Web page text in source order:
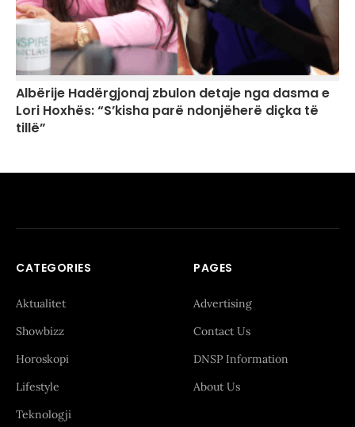
Albërije Hadërgjonaj zbulon detaje nga dasma e
Lori Hoxhës: “S’kisha parë ndonjëherë diçka të
tillë”
CATEGORIES
Aktualitet
Showbizz
Horoskopi
Lifestyle
Teknologji
PAGES
Advertising
Contact Us
DNSP Information
About Us